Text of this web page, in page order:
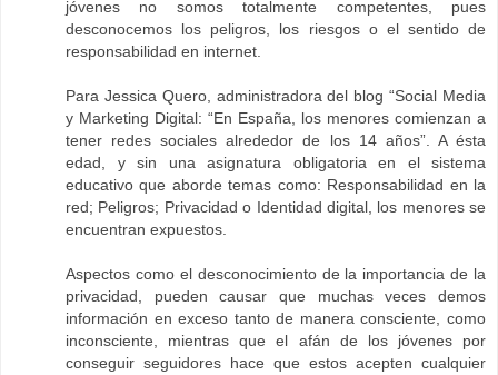
jóvenes no somos totalmente competentes, pues
desconocemos los peligros, los riesgos o el sentido de
responsabilidad en internet.
Para Jessica Quero, administradora del blog “Social Media
y Marketing Digital: “En España, los menores comienzan a
tener redes sociales alrededor de los 14 años”. A ésta
edad, y sin una asignatura obligatoria en el sistema
educativo que aborde temas como: Responsabilidad en la
red; Peligros; Privacidad o Identidad digital, los menores se
encuentran expuestos.
Aspectos como el desconocimiento de la importancia de la
privacidad, pueden causar que muchas veces demos
información en exceso tanto de manera consciente, como
inconsciente, mientras que el afán de los jóvenes por
conseguir seguidores hace que estos acepten cualquier